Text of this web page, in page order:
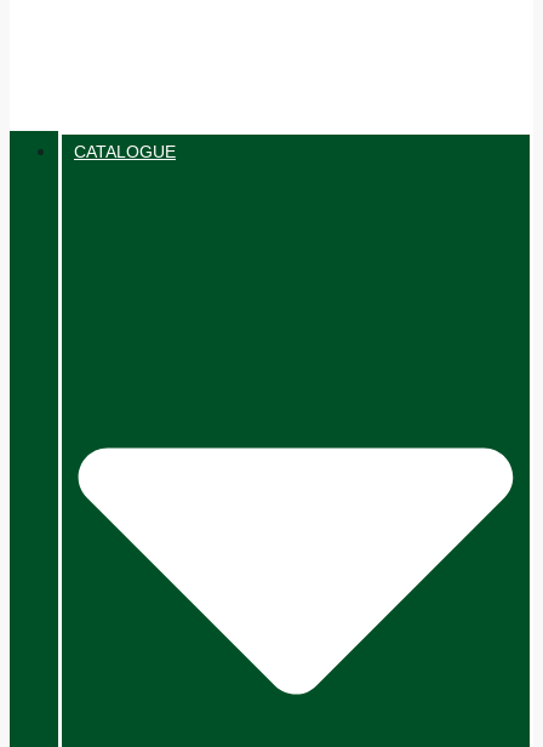
CATALOGUE